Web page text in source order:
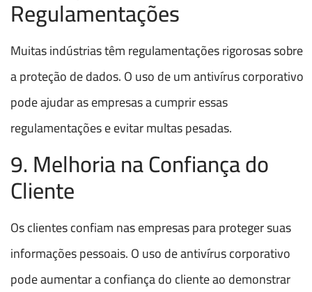
Regulamentações
Muitas indústrias têm regulamentações rigorosas sobre
a proteção de dados. O uso de um antivírus corporativo
pode ajudar as empresas a cumprir essas
regulamentações e evitar multas pesadas.
9. Melhoria na Confiança do
Cliente
Os clientes confiam nas empresas para proteger suas
informações pessoais. O uso de antivírus corporativo
pode aumentar a confiança do cliente ao demonstrar